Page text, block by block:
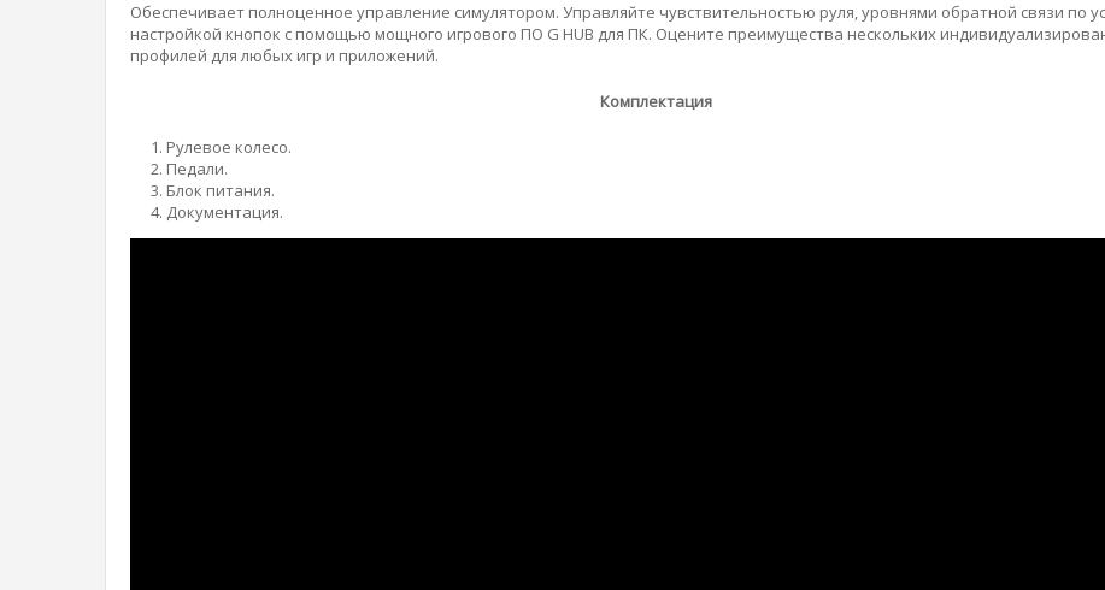
Обеспечивает полноценное управление симулятором. Управляйте чувствительностью руля, уровнями обратной связи по
настройкой кнопок с помощью мощного игрового ПО G HUB для ПК. Оцените преимущества нескольких
профилей для любых игр и приложений.
Комплектация
Рулевое колесо.
Педали.
Блок питания.
Документация.